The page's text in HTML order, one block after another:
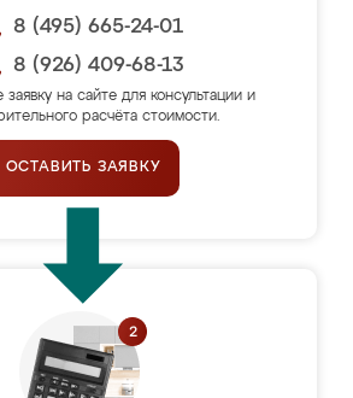
8 (495) 665-24-01
8 (926) 409-68-13
заявку на сайте для консультации и
расчёта стоимости.
ОСТАВИТЬ ЗАЯВКУ